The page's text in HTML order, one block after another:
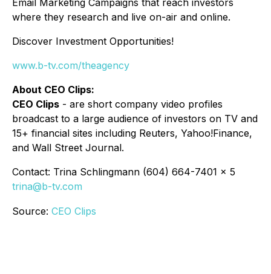
Email Marketing Campaigns that reach investors
where they research and live on-air and online.
Discover Investment Opportunities!
www.b-tv.com/theagency
About CEO Clips:
CEO Clips - are short company video profiles
broadcast to a large audience of investors on TV and
15+ financial sites including Reuters, Yahoo!Finance,
and Wall Street Journal.
Contact: Trina Schlingmann (604) 664-7401 x 5
trina@b-tv.com
Source: CEO Clips